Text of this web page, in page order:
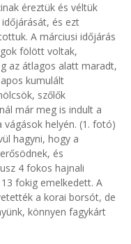
éreztük és véltük
és ezt
A márciusi időjárás
fölött voltak,
az átlagos alatt maradt,
kumulált
szőlők
már meg is indult a
vágások helyén. (1. fotó)
hagyni, hogy a
és
4 fokos hajnali
fokig emelkedett. A
a korai borsót, de
könnyen fagykárt